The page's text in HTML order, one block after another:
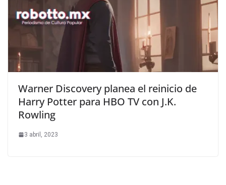
Warner Discovery planea el reinicio de
Harry Potter para HBO TV con J.K.
Rowling
3 abril, 2023